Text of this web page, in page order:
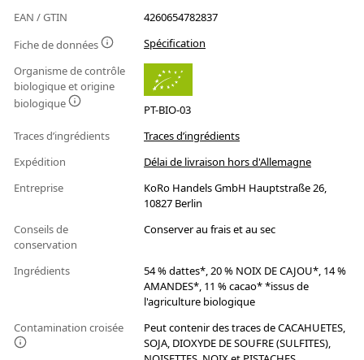
EAN / GTIN
4260654782837
Fiche de données
Spécification
Organisme de contrôle
biologique et origine
biologique
PT-BIO-03
Traces d’ingrédients
Traces d’ingrédients
Expédition
Délai de livraison hors d'Allemagne
Entreprise
KoRo Handels GmbH Hauptstraße 26,
10827 Berlin
Conseils de
conservation
Conserver au frais et au sec
Ingrédients
54 % dattes*, 20 % NOIX DE CAJOU*, 14 %
AMANDES*, 11 % cacao* *issus de
l'agriculture biologique
Contamination croisée
Peut contenir des traces de CACAHUETES,
SOJA, DIOXYDE DE SOUFRE (SULFITES),